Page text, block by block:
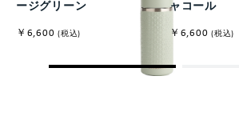
ージグリーン
￥6,600 (税込)
ャコール
￥6,600 (税込)